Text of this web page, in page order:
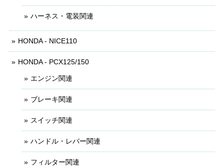
ハーネス・電装関連
HONDA - NICE110
HONDA - PCX125/150
エンジン関連
ブレーキ関連
スイッチ関連
ハンドル・レバー関連
フィルター関連